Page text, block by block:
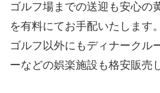
ゴルフ場までの送迎も安心の
を有料にてお手配いたします。
ゴルフ以外にもディナークル
ーなどの娯楽施設も格安販売